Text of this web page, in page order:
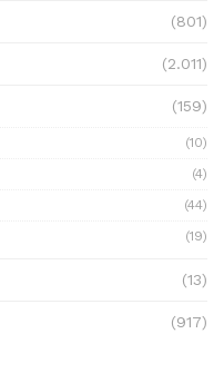
(801)
(2.011)
(159)
(10)
(4)
(44)
(19)
(13)
(917)